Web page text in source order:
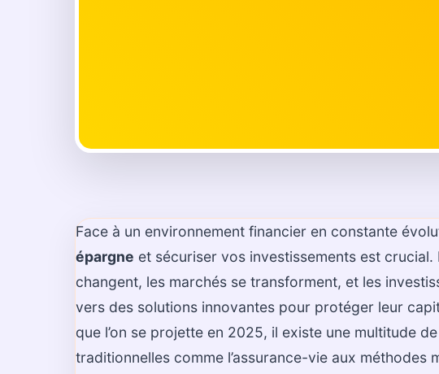
Face à un environnement financier en constante
épargne et sécuriser vos investissements est
changent, les marchés se transforment, et les
vers des solutions innovantes pour protéger leur
que l’on se projette en 2025, il existe une multitude
traditionnelles comme l’assurance-vie aux méthodes